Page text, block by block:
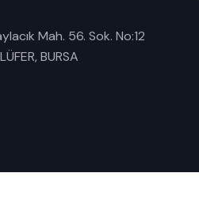
Mah. 56. Sok. No:12
BURSA
akülü